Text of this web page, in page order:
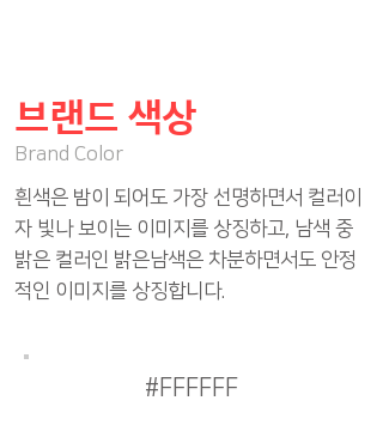
브랜드 색상
Brand Color
흰색은 밤이 되어도 가장 선명하면서 컬러이
자 빛나 보이는 이미지를 상징하고, 남색 중
밝은 컬러인 밝은남색은 차분하면서도 안정
적인 이미지를 상징합니다.
#FFFFFF